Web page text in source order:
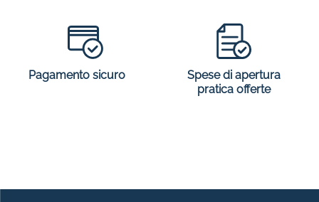
Pagamento sicuro
Spese di apertura
pratica offerte